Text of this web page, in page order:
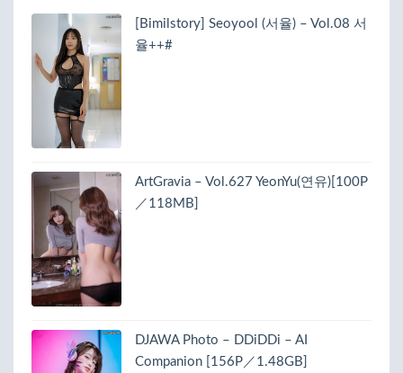
[Bimilstory] Seoyool (서율) – Vol.08 서
율++#
ArtGravia – Vol.627 YeonYu(연유)[100P
／118MB]
DJAWA Photo – DDiDDi – AI
Companion [156P／1.48GB]